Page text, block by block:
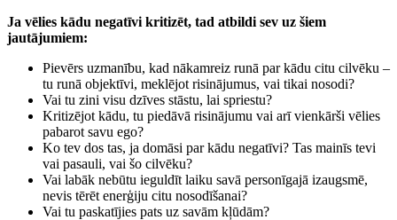
Ja vēlies kādu negatīvi kritizēt, tad atbildi sev uz šiem
jautājumiem:
Pievērs uzmanību, kad nākamreiz runā par kādu citu cilvēku –
tu runā objektīvi, meklējot risinājumus, vai tikai nosodi?
Vai tu zini visu dzīves stāstu, lai spriestu?
Kritizējot kādu, tu piedāvā risinājumu vai arī vienkārši vēlies
pabarot savu ego?
Ko tev dos tas, ja domāsi par kādu negatīvi? Tas mainīs tevi
vai pasauli, vai šo cilvēku?
Vai labāk nebūtu ieguldīt laiku savā personīgajā izaugsmē,
nevis tērēt enerģiju citu nosodīšanai?
Vai tu paskatījies pats uz savām kļūdām?